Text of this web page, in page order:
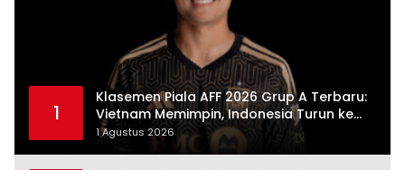
1
Klasemen Piala AFF 2026 Grup A Terbaru:
Vietnam Memimpin, Indonesia Turun ke
Posisi Tiga
1 Agustus 2026